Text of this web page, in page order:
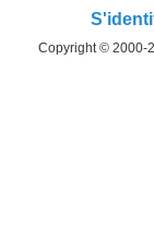
Copyright © 2000-